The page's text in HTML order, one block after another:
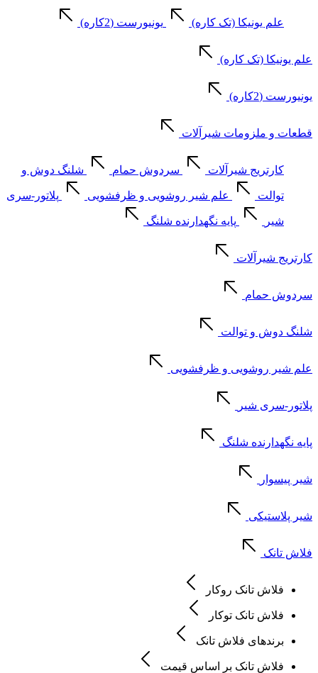
علم یونیکا (تک کاره) یونیورست (2کاره)
علم یونیکا (تک کاره)
یونیورست (2کاره)
قطعات و ملزومات شیرآلات
کارتریج شیرآلات سردوش حمام شلنگ دوش و
توالت علم شیر روشویی و ظرفشویی پلاتور-سری
شیر پایه نگهدارنده شلنگ
کارتریج شیرآلات
سردوش حمام
شلنگ دوش و توالت
علم شیر روشویی و ظرفشویی
پلاتور-سری شیر
پایه نگهدارنده شلنگ
شیر پیسوار
شیر پلاستیکی
فلاش تانک
فلاش تانک روکار
فلاش تانک توکار
برندهای فلاش تانک
فلاش تانک بر اساس قیمت